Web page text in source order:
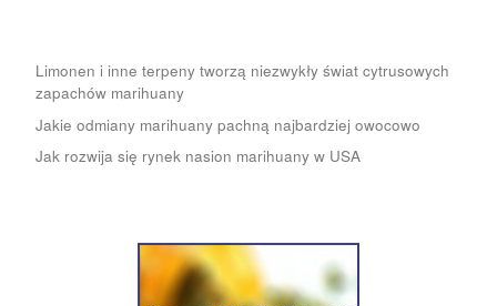
Limonen i inne terpeny tworzą niezwykły świat cytrusowych
zapachów marihuany
Jakie odmiany marihuany pachną najbardziej owocowo
Jak rozwija się rynek nasion marihuany w USA